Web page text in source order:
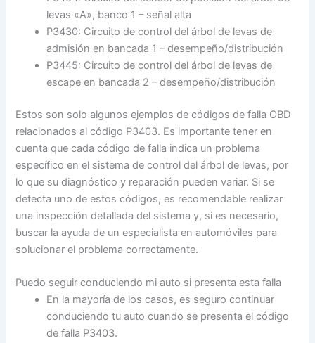
levas «A», banco 1 – señal alta
P3430: Circuito de control del árbol de levas de
admisión en bancada 1 – desempeño/distribución
P3445: Circuito de control del árbol de levas de
escape en bancada 2 – desempeño/distribución
Estos son solo algunos ejemplos de códigos de falla OBD
relacionados al código P3403. Es importante tener en
cuenta que cada código de falla indica un problema
específico en el sistema de control del árbol de levas, por
lo que su diagnóstico y reparación pueden variar. Si se
detecta uno de estos códigos, es recomendable realizar
una inspección detallada del sistema y, si es necesario,
buscar la ayuda de un especialista en automóviles para
solucionar el problema correctamente.
Puedo seguir conduciendo mi auto si presenta esta falla
En la mayoría de los casos, es seguro continuar
conduciendo tu auto cuando se presenta el código
de falla P3403.